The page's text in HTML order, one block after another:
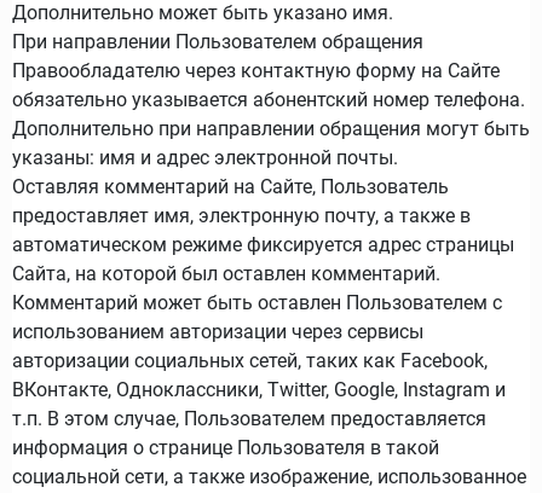
Дополнительно может быть указано имя.
При направлении Пользователем обращения
Правообладателю через контактную форму на Сайте
обязательно указывается абонентский номер телефона.
Дополнительно при направлении обращения могут быть
указаны: имя и адрес электронной почты.
Оставляя комментарий на Сайте, Пользователь
предоставляет имя, электронную почту, а также в
автоматическом режиме фиксируется адрес страницы
Сайта, на которой был оставлен комментарий.
Комментарий может быть оставлен Пользователем с
использованием авторизации через сервисы
авторизации социальных сетей, таких как Facebook,
ВКонтакте, Одноклассники, Twitter, Google, Instagram и
т.п. В этом случае, Пользователем предоставляется
информация о странице Пользователя в такой
социальной сети, а также изображение, использованное